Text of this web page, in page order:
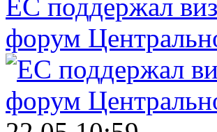
ЕС поддержал
форум